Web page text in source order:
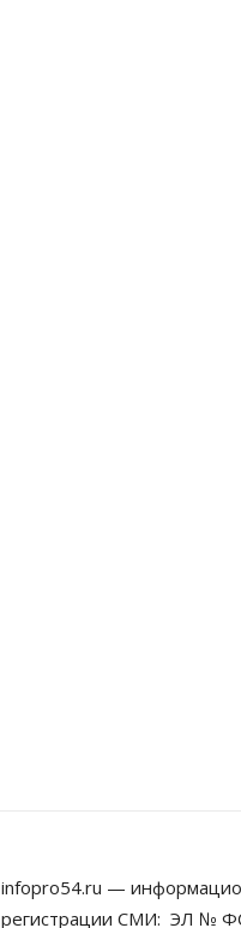
infopro54.ru —
регистрации СМИ: ЭЛ №